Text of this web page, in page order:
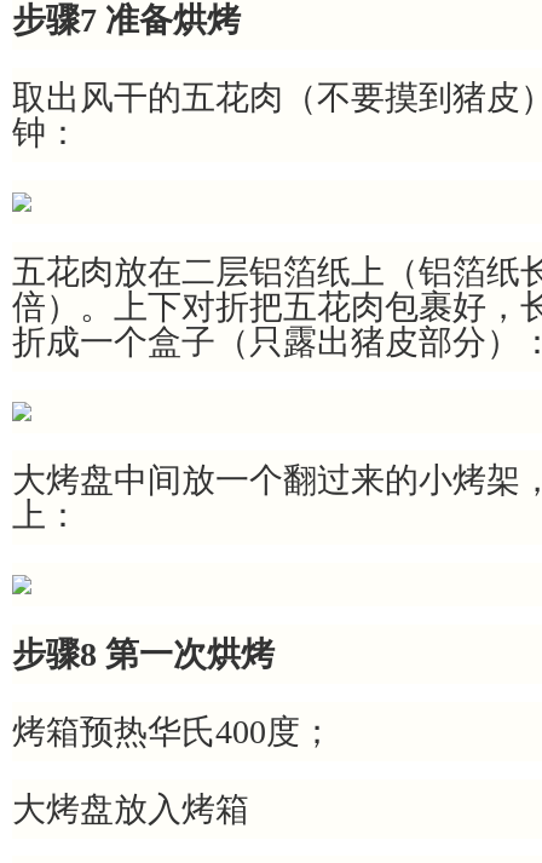
步骤7 准备烘烤
取出风干的五花肉（不要摸到猪皮
钟：
五花肉放在二层铝箔纸上（铝箔纸
倍）。上下对折把五花肉包裹好，
折成一个盒子（只露出猪皮部分）
大烤盘中间放一个翻过来的小烤架
上：
步骤8 第一次烘烤
烤箱预热华氏400度；
大烤盘放入烤箱